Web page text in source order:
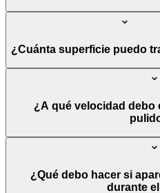
¿Cuánta superficie puedo
¿A qué velocidad debo
¿Qué debo hacer si
durante